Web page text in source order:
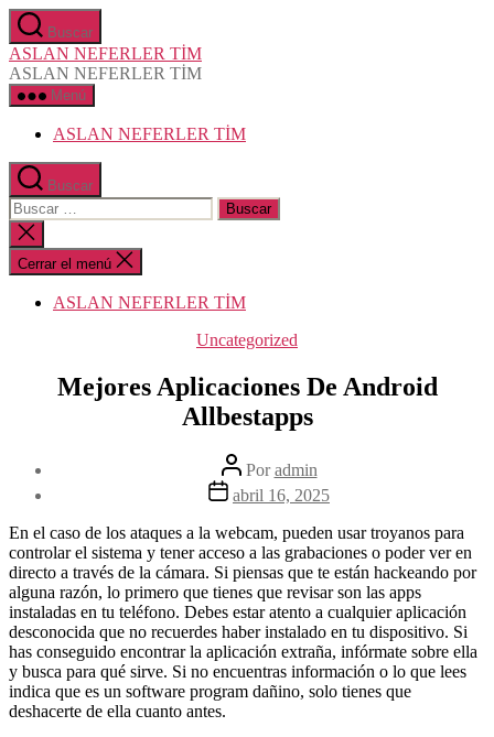
Saltar
al
contenido
Buscar
ASLAN NEFERLER TİM
ASLAN NEFERLER TİM
Menú
ASLAN NEFERLER TİM
Buscar
Buscar:
Cerrar
la
búsqueda
Cerrar el menú
ASLAN NEFERLER TİM
Categorías
Uncategorized
Mejores Aplicaciones De Android
Allbestapps
Autor
de
la
Poradmin
Fecha
la
entrada
abril 16, 2025
En el caso de los ataques a la webcam, pueden usar troyanos para
controlar el sistema y tener acceso a las grabaciones o poder ver en
directo a través de la cámara. Si piensas que te están hackeando por
alguna razón, lo primero que tienes que revisar son las apps
instaladas en tu teléfono. Debes estar atento a cualquier aplicación
desconocida que no recuerdes haber instalado en tu dispositivo. Si
has conseguido encontrar la aplicación extraña, infórmate sobre ella
y busca para qué sirve. Si no encuentras información o lo que lees
indica que es un software program dañino, solo tienes que
deshacerte de ella cuanto antes.